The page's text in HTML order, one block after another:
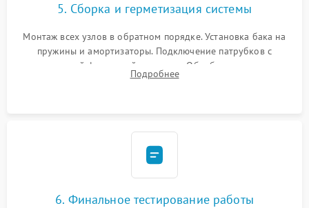
5. Сборка и герметизация системы
Монтаж всех узлов в обратном порядке. Установка бака на
пружины и амортизаторы. Подключение патрубков с
надежной фиксацией хомутами. Обработка стыков
герметиком для предотвращения возможных протечек воды.
Подробнее
6. Финальное тестирование работы